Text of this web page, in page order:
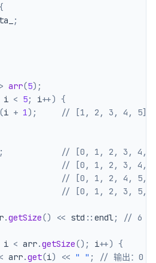
;
> arr(5) ;
i < 5; i++) {
(i + 1) ;
// [1, 2, 3, 4, 5]
;
// [0, 1, 2, 3, 4,
// [0, 1, 2, 3, 4,
// [0, 1, 2, 4, 5,
// [0, 1, 2, 3, 5,
.getSize() << std :: endl; // 6
i < arr.getSize() ; i++) {
arr.get(i) << " " ;
// 输出：0